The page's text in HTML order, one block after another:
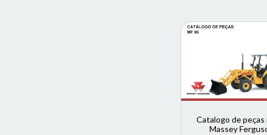
Catalogo de peças
Massey